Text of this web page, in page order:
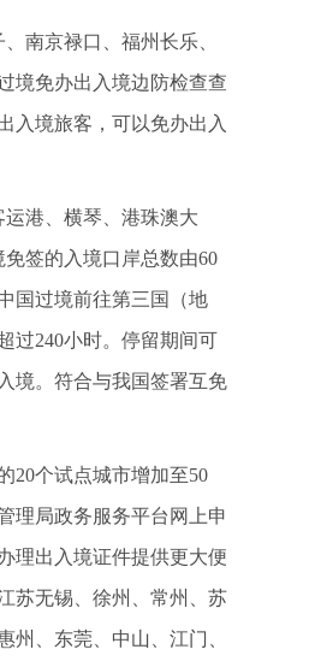
南京禄口、福州长乐、
境免办出入境边防检查查
入境旅客，可以免办出入
运港、横琴、港珠澳大
签的入境口岸总数由60
国过境前往第三国（地
过240小时。停留期间可
境。符合与我国签署互免
20个试点城市增加至50
理局政务服务平台网上申
理出入境证件提供更大便
苏无锡、徐州、常州、苏
、东莞、中山、江门、